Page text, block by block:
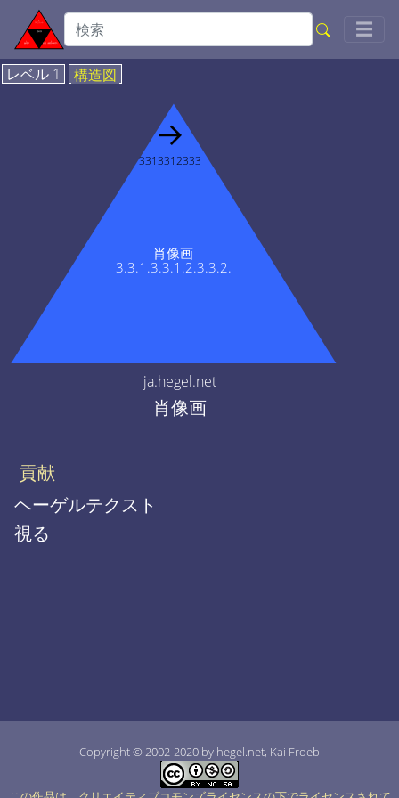
☰
レベル 1 構造図
肖像画
3.3.1.3.3.1.2.3.3.2.
→
3313312333
ja.hegel.net
肖像画
貢献
ヘーゲルテクスト
視る
Copyright © 2002-2020 by hegel.net, Kai Froeb